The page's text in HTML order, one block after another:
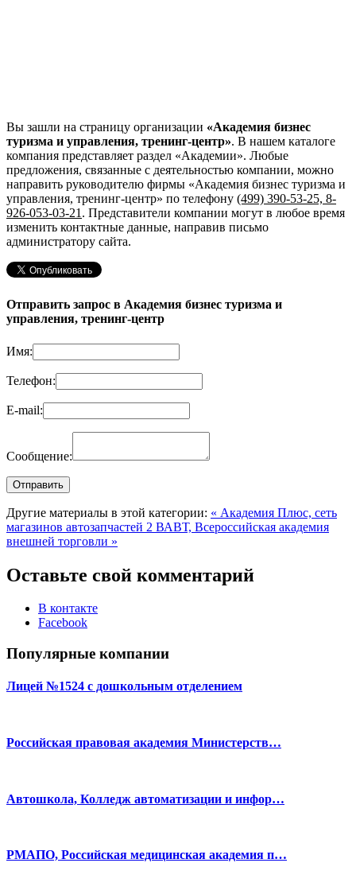
Вы зашли на страницу организации «Академия бизнес
туризма и управления, тренинг-центр». В нашем каталоге
компания представляет раздел «Академии». Любые
предложения, связанные с деятельностью компании, можно
направить руководителю фирмы «Академия бизнес туризма и
управления, тренинг-центр» по телефону (499) 390-53-25, 8-
926-053-03-21 . Представители компании могут в любое время
изменить контактные данные, направив письмо
администратору сайта.
Отправить запрос в Академия бизнес туризма и
управления, тренинг-центр
Имя:
Телефон:
E-mail:
Сообщение:
Другие материалы в этой категории: « Академия Плюс, сеть
магазинов автозапчастей 2 ВАВТ, Всероссийская академия
внешней торговли »
Оставьте свой комментарий
В контакте
Facebook
Популярные компании
Лицей №1524 с дошкольным отделением
Российская правовая академия Министерств…
Автошкола, Колледж автоматизации и инфор…
РМАПО, Российская медицинская академия п…